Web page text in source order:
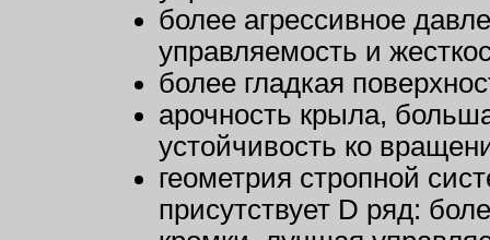
более агрессивное
управляемость и
более гладкая
арочность крыла,
устойчивость ко
геометрия стропной
присутствует D ряд: